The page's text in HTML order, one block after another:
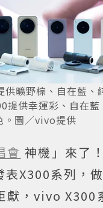
曠野棕、自在藍、
提供幸運彩、自在藍
。圖／vivo提供
會 神機」來了！
表X300系列，
獻，vivo X300